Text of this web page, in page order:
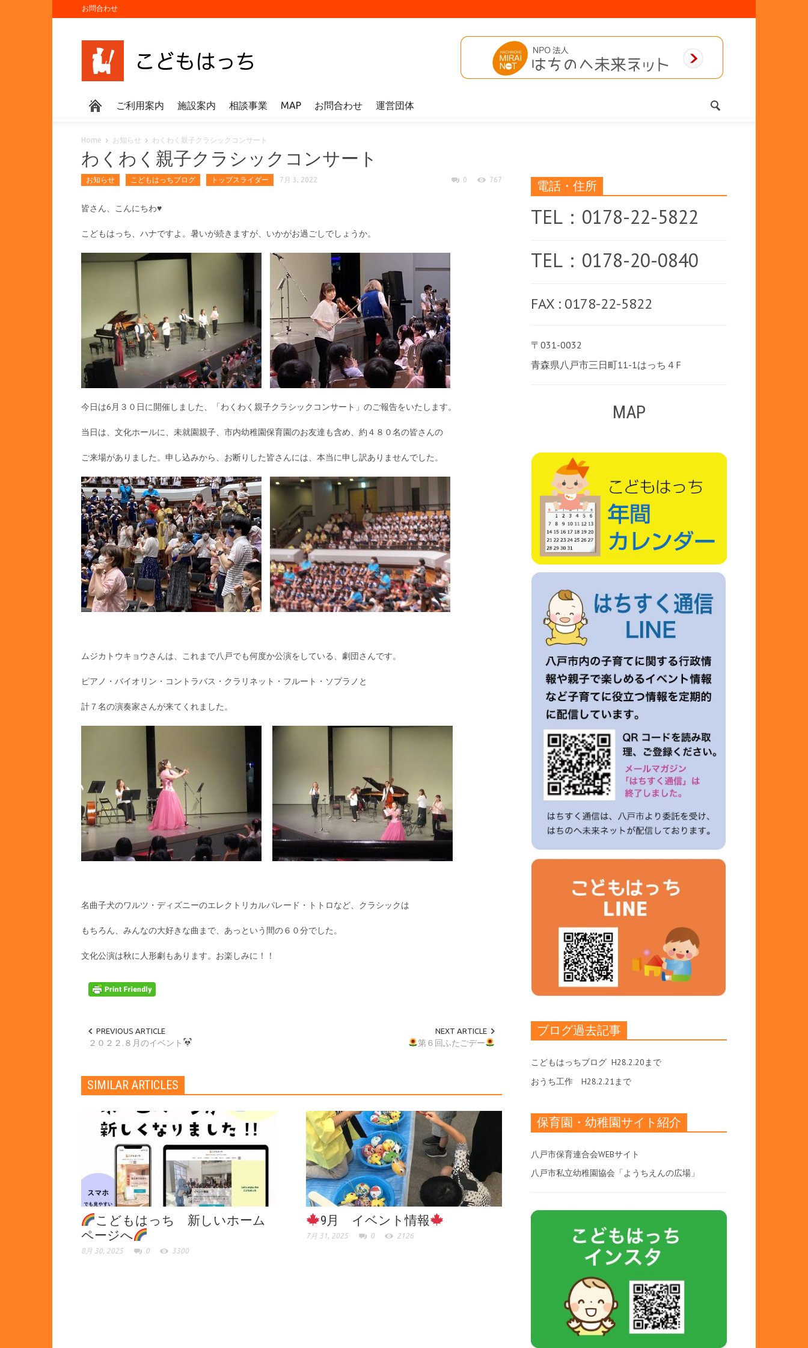
お問合わせ
ご利用案内 施設案内 相談事業 MAP お問合わせ 運営団体
Home お知らせ わくわく親子クラシックコンサート
わくわく親子クラシックコンサート
お知らせ こどもはっちブログ トップスライダー 7月 3, 2022 0 767
皆さん、こんにちわ♥
こどもはっち、ハナですよ。暑いが続きますが、いかがお過ごしでしょうか。
今日は6月３０日に開催しました、「わくわく親子クラシックコンサート」のご報告をいたします。
当日は、文化ホールに、未就園親子、市内幼稚園保育園のお友達も含め、約４８０名の皆さんの
ご来場がありました。申し込みから、お断りした皆さんには、本当に申し訳ありませんでした。
ムジカトウキョウさんは、これまで八戸でも何度か公演をしている、劇団さんです。
ピアノ・バイオリン・コントラバス・クラリネット・フルート・ソプラノと
計７名の演奏家さんが来てくれました。
名曲子犬のワルツ・ディズニーのエレクトリカルパレード・トトロなど、クラシックは
もちろん、みんなの大好きな曲まで、あっという間の６０分でした。
文化公演は秋に人形劇もあります。お楽しみに！！
PREVIOUS ARTICLE
２０２２.８月のイベント
NEXT ARTICLE
第６回ふたごデー
SIMILAR ARTICLES
こどもはっち 新しいホーム
ページへ
8月 30, 2025 0 3300
9月 イベント情報
7月 31, 2025 0 2126
電話・住所
TEL：0178-22-5822
TEL：0178-20-0840
FAX : 0178-22-5822
〒031-0032
青森県八戸市三日町11-1はっち４F
MAP
ブログ過去記事
こどもはっちブログ H28.2.20まで
おうち工作 H28.2.21まで
保育園・幼稚園サイト紹介
八戸市保育連合会WEBサイト
八戸市私立幼稚園協会「ようちえんの広場」